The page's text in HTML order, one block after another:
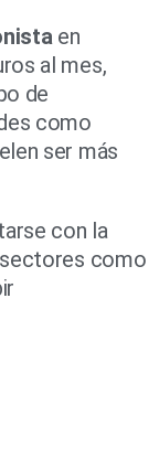
en
al mes,
de
como
ser más
con la
sectores como